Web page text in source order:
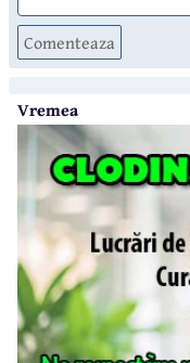
Comenteaza
Vremea